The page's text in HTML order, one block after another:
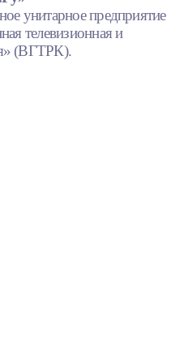
унитарное предприятие
телевизионная и
(ВГТРК).